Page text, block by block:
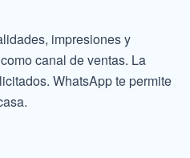
impresiones y
canal de ventas. La
WhatsApp te permite